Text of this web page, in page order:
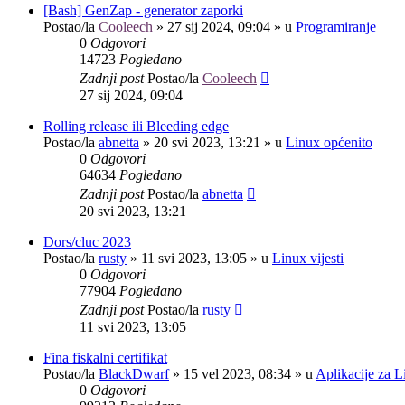
[Bash] GenZap - generator zaporki
Postao/la Cooleech » 27 sij 2024, 09:04 » u Programiranje
0 Odgovori
14723 Pogledano
Zadnji postPostao/la Cooleech
27 sij 2024, 09:04
Rolling release ili Bleeding edge
Postao/la abnetta » 20 svi 2023, 13:21 » u Linux općenito
0 Odgovori
64634 Pogledano
Zadnji postPostao/la abnetta
20 svi 2023, 13:21
Dors/cluc 2023
Postao/la rusty » 11 svi 2023, 13:05 » u Linux vijesti
0 Odgovori
77904 Pogledano
Zadnji postPostao/la rusty
11 svi 2023, 13:05
Fina fiskalni certifikat
Postao/la BlackDwarf» 15 vel 2023, 08:34 » u Aplikacije za
0 Odgovori